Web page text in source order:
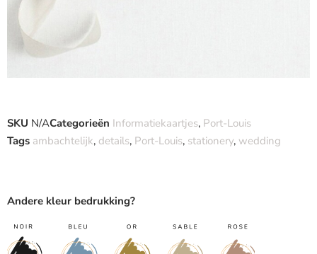
SKU N/ACategorieën Informatiekaartjes, Port-Louis
Tags ambachtelijk, details, Port-Louis, stationery, wedding
Andere kleur bedrukking?